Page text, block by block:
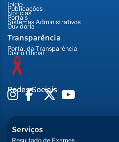
Início
Publicações
Notícias
Portais
Sistemas Administrativos
Ouvidoria
Transparência
Portal da Transparência
Diário Oficial
Redes Sociais
Serviços
Resultado de Exames